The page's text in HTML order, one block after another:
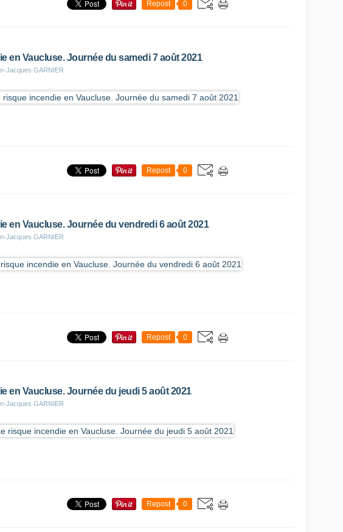
Repost 0
en Vaucluse. Journée du samedi 7 août 2021
Jacques GARNIER
Repost 0
en Vaucluse. Journée du vendredi 6 août 2021
Jacques GARNIER
Repost 0
en Vaucluse. Journée du jeudi 5 août 2021
Jacques GARNIER
Repost 0